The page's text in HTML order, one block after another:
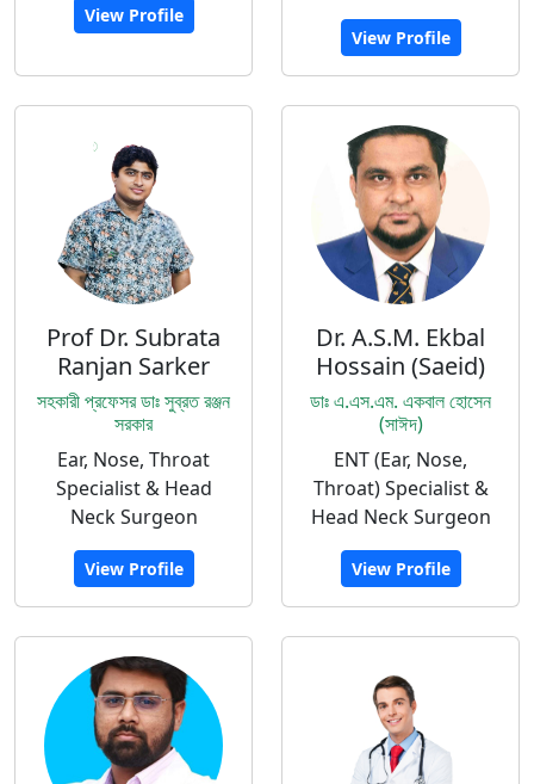
View Profile
View Profile
Prof Dr. Subrata
Ranjan Sarker
সহকারী প্রফেসর ডাঃ সুব্রত রঞ্জন
সরকার
Ear, Nose, Throat
Specialist & Head
Neck Surgeon
View Profile
Dr. A.S.M. Ekbal
Hossain (Saeid)
ডাঃ এ.এস.এম. একবাল হোসেন
(সাঈদ)
ENT (Ear, Nose,
Throat) Specialist &
Head Neck Surgeon
View Profile